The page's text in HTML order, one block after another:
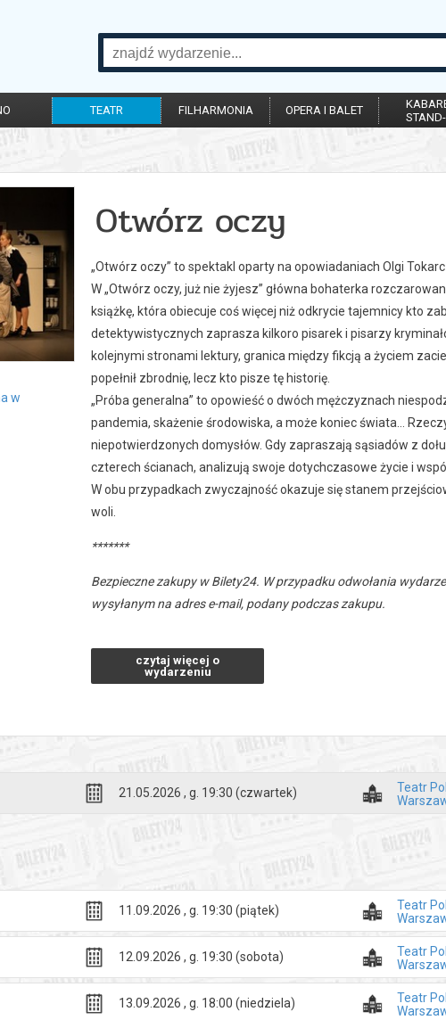
TEATR FILHARMONIA OPERA I BALET
w
Otwórz oczy
„Otwórz oczy” to spektakl oparty na opowiadaniach Olgi
W „Otwórz oczy, już nie żyjesz” główna bohaterka
książkę, która obiecuje coś więcej niż odkrycie tajemnicy kto
detektywistycznych zaprasza kilkoro pisarek i pisarzy
kolejnymi stronami lektury, granica między fikcją a życiem
popełnił zbrodnię, lecz kto pisze tę historię.
„Próba generalna” to opowieść o dwóch mężczyznach
pandemia, skażenie środowiska, a może koniec świata…
niepotwierdzonych domysłów. Gdy zapraszają sąsiadów z
czterech ścianach, analizują swoje dotychczasowe życie i
W obu przypadkach zwyczajność okazuje się stanem
woli.
*******
Bezpieczne zakupy w Bilety24. W przypadku odwołania
wysyłanym na adres e-mail, podany podczas zakupu.
czytaj więcej o
wydarzeniu
21.05.2026 , g. 19:30 (czwartek)
Teatr
11.09.2026 , g. 19:30 (piątek)
Teatr
12.09.2026 , g. 19:30 (sobota)
Teatr
13.09.2026 , g. 18:00 (niedziela)
Teatr